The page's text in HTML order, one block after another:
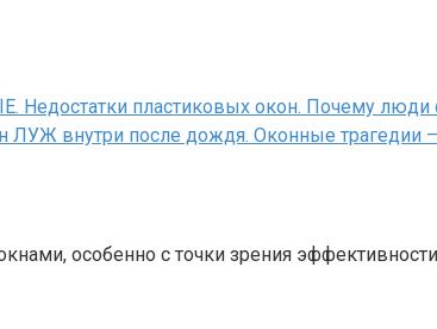
пластиковых окон. Почему люди
внутри после дождя. Оконные трагедии
особенно с точки зрения эффективности